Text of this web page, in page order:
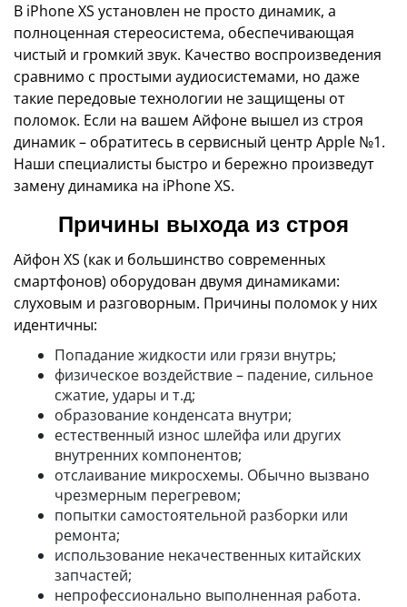
В iPhone XS установлен не просто динамик, а
полноценная стереосистема, обеспечивающая
чистый и громкий звук. Качество воспроизведения
сравнимо с простыми аудиосистемами, но даже
такие передовые технологии не защищены от
поломок. Если на вашем Айфоне вышел из строя
динамик – обратитесь в сервисный центр Apple №1.
Наши специалисты быстро и бережно произведут
замену динамика на iPhone XS.
Причины выхода из строя
Айфон XS (как и большинство современных
смартфонов) оборудован двумя динамиками:
слуховым и разговорным. Причины поломок у них
идентичны:
Попадание жидкости или грязи внутрь;
физическое воздействие – падение, сильное
сжатие, удары и т.д;
образование конденсата внутри;
естественный износ шлейфа или других
внутренних компонентов;
отслаивание микросхемы. Обычно вызвано
чрезмерным перегревом;
попытки самостоятельной разборки или
ремонта;
использование некачественных китайских
запчастей;
непрофессионально выполненная работа.